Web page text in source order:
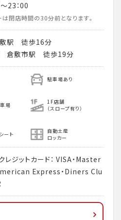
23：00
閉店時間の30分前となります。
駅 徒歩16分
倉敷市駅 徒歩19分
駐車場あり
場
1F店舗
（スロープ有り）
ート
自動土産
ロッカー
レジットカード： VISA・Master
Express・Diners Clu